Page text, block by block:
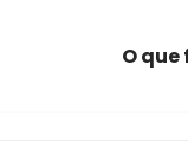
O que